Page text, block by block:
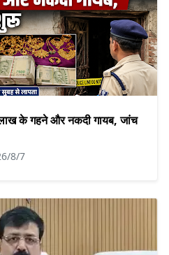
लाख के गहने और नकदी गायब, जांच
8/7